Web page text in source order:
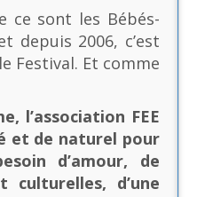
ce sont les Bébés-
depuis 2006, c’est
Festival. Et comme
l’association FEE
et de naturel pour
d’amour, de
culturelles, d’une